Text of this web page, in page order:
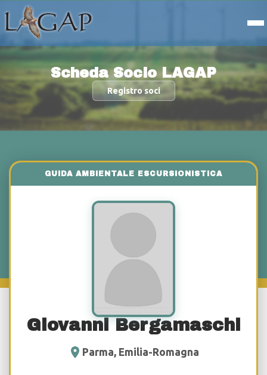
Scheda Socio LAGAP
Registro soci
Giovanni Bergamaschi
Parma, Emilia-Romagna